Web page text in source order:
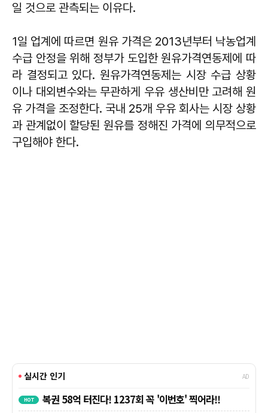
일 것으로 관측되는 이유다.
1일 업계에 따르면 원유 가격은 2013년부터 낙농업계
수급 안정을 위해 정부가 도입한 원유가격연동제에 따
라 결정되고 있다. 원유가격연동제는 시장 수급 상황
이나 대외변수와는 무관하게 우유 생산비만 고려해 원
유 가격을 조정한다. 국내 25개 우유 회사는 시장 상황
과 관계없이 할당된 원유를 정해진 가격에 의무적으로
구입해야 한다.